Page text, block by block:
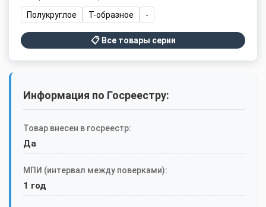
Полукруглое Т-образное -
📋 Все товары серии
Информация по Госреестру:
Товар внесен в госреестр:
Да
МПИ (интервал между поверками):
1 год